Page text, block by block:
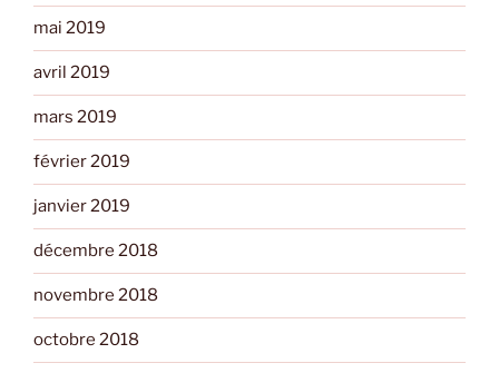
mai 2019
avril 2019
mars 2019
février 2019
janvier 2019
décembre 2018
novembre 2018
octobre 2018